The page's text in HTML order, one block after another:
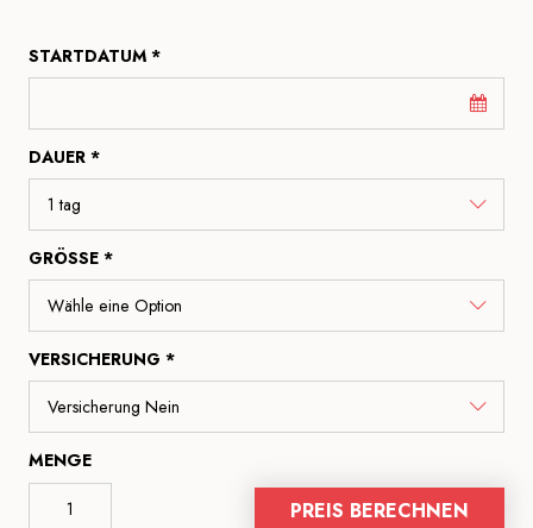
STARTDATUM *
DAUER *
GRÖSSE *
VERSICHERUNG *
MENGE
PREIS BERECHNEN